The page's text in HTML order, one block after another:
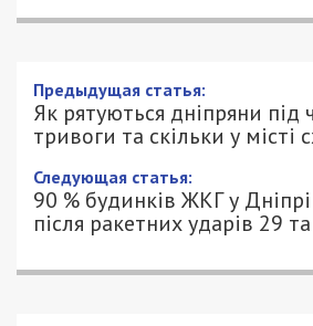
Як рятуються дніпряни
повітряної тривоги та
сховищ
6/11/2022 - 9:00
ПЕТРО ЩУКІН -
49000.COM.UA